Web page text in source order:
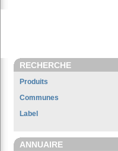
RECHERCHE
Produits
Communes
Label
ANNUAIRE